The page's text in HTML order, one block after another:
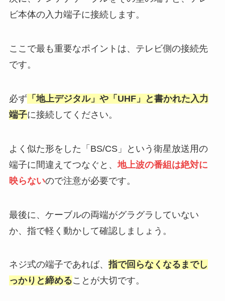
ビ本体の入力端子に接続します。
ここで最も重要なポイントは、テレビ側の接続先
です。
必ず 「地上デジタル」や「UHF」と書かれた入力
端子に接続してください。
よく似た形をした「BS/CS」という衛星放送用の
端子に間違えてつなぐと、 地上波の番組は絶対に
映らないので注意が必要です。
最後に、ケーブルの両端がグラグラしていない
か、指で軽く動かして確認しましょう。
ネジ式の端子であれば、 指で回らなくなるまでし
っかりと締めることが大切です。